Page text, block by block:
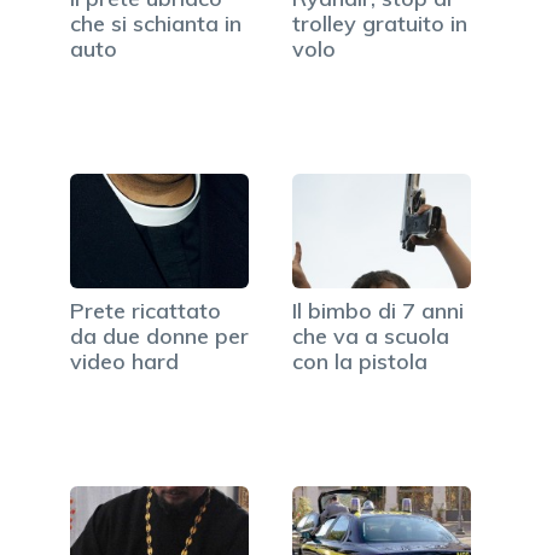
che si schianta in
auto
trolley gratuito in
volo
Prete ricattato
da due donne per
video hard
Il bimbo di 7 anni
che va a scuola
con la pistola